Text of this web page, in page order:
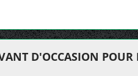
D'OCCASION